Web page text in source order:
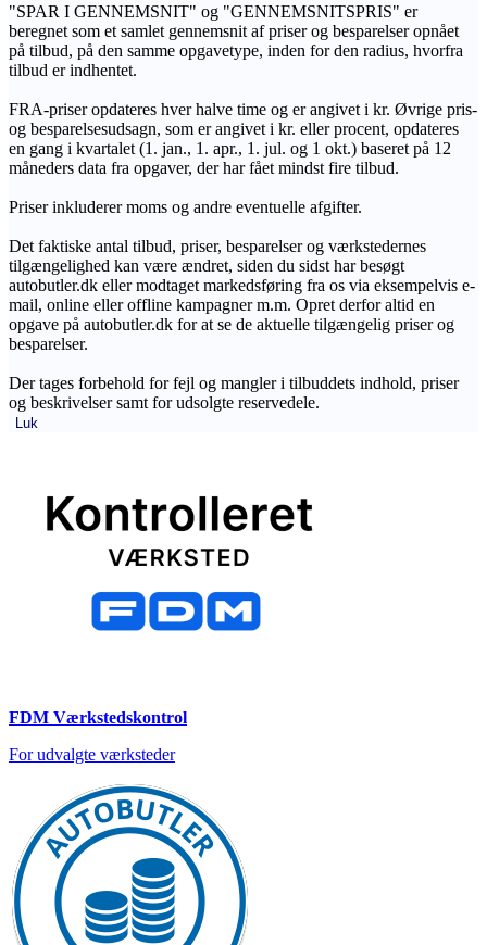
"SPAR I GENNEMSNIT" og "GENNEMSNITSPRIS" er
beregnet som et samlet gennemsnit af priser og besparelser opnået
på tilbud, på den samme opgavetype, inden for den radius, hvorfra
tilbud er indhentet.
FRA-priser opdateres hver halve time og er angivet i kr. Øvrige pris-
og besparelsesudsagn, som er angivet i kr. eller procent, opdateres
en gang i kvartalet (1. jan., 1. apr., 1. jul. og 1 okt.) baseret på 12
måneders data fra opgaver, der har fået mindst fire tilbud.
Priser inkluderer moms og andre eventuelle afgifter.
Det faktiske antal tilbud, priser, besparelser og værkstedernes
tilgængelighed kan være ændret, siden du sidst har besøgt
autobutler.dk eller modtaget markedsføring fra os via eksempelvis e-
mail, online eller offline kampagner m.m. Opret derfor altid en
opgave på autobutler.dk for at se de aktuelle tilgængelig priser og
besparelser.
Der tages forbehold for fejl og mangler i tilbuddets indhold, priser
og beskrivelser samt for udsolgte reservedele.
Luk
FDM Værkstedskontrol
For udvalgte værksteder